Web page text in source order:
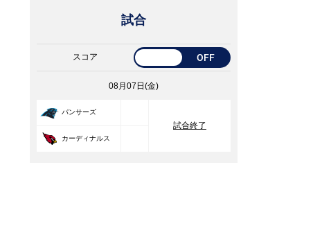
試合
スコア OFF
08月07日(金)
パンサーズ
試合終了
カーディナルス